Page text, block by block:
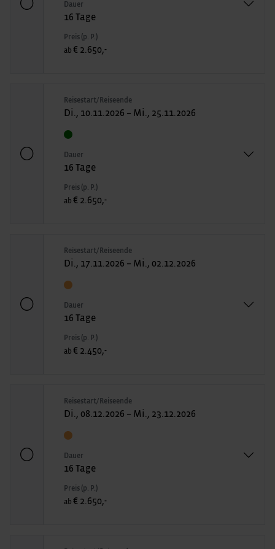
Dauer
16 Tage
Preis (p. P.)
ab € 2.650,-
Reisestart/Reiseende
Di., 10.11.2026 – Mi., 25.11.2026
Dauer
16 Tage
Preis (p. P.)
ab € 2.650,-
Reisestart/Reiseende
Di., 17.11.2026 – Mi., 02.12.2026
Dauer
16 Tage
Preis (p. P.)
ab € 2.450,-
Reisestart/Reiseende
Di., 08.12.2026 – Mi., 23.12.2026
Dauer
16 Tage
Preis (p. P.)
ab € 2.650,-